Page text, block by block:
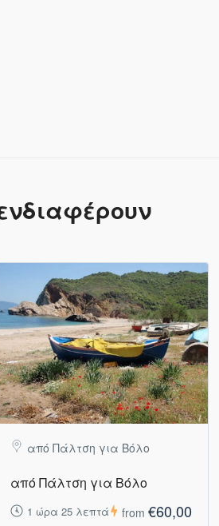
από Πάλτση για Βόλο
από Πάλτση για Βόλο
1 ώρα 25 λεπτά from €60,00